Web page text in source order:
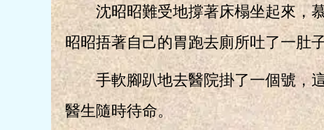
沈昭昭難受地撐著床榻坐起來，慕
昭昭捂著自己的胃跑去廁所吐了一肚
手軟腳趴地去醫院掛了一個號，這
醫生隨時待命。